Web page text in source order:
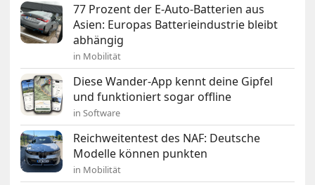
77 Prozent der E-Auto-Batterien aus
Asien: Europas Batterieindustrie bleibt
abhängig
in Mobilität
Diese Wander-App kennt deine Gipfel
und funktioniert sogar offline
in Software
Reichweitentest des NAF: Deutsche
Modelle können punkten
in Mobilität